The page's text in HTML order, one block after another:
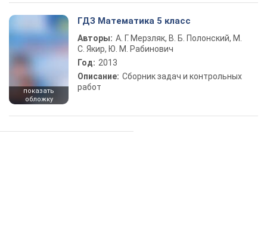
показать
обложку
ГДЗ Математика 5 класс
Авторы: А. Г. Мерзляк, В. Б. Полонский, М.
С. Якир, Ю. М. Рабинович
Год: 2013
Описание: Сборник задач и контрольных
работ